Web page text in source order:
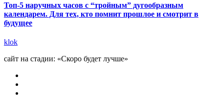
Топ-5 наручных часов с “тройным” дугообразным
календарем. Для тех, кто помнит прошлое и смотрит в
будущее
klok
сайт на стадии: «Скоро будет лучше»